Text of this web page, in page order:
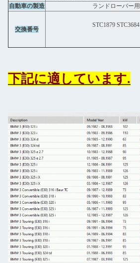
自動車の製造 ランドローバー用
交換番号
STC1879 STC3684
下記に適しています.